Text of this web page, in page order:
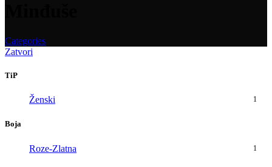
Categories
Zatvori
TiP
Ženski 1
Boja
Roze-Zlatna 1